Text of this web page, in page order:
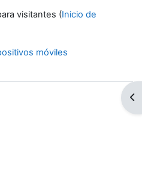
visitantes (Inicio de
móviles